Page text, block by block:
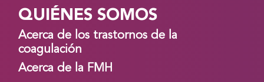
QUIÉNES SOMOS
Acerca de los trastornos de la
coagulación
Acerca de la FMH